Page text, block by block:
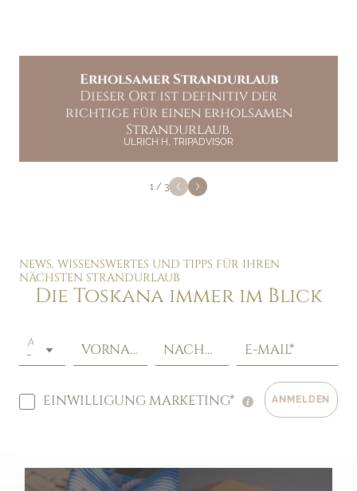
Erholsamer Strandurlaub
Dieser Ort ist definitiv der
richtige für einen erholsamen
Strandurlaub.
ULRICH H, TRIPADVISOR
Super Hotel und wunderbare
Mitarbeitende
Der Aufenthalt war ein
Highlight.
MICHAEL, TRIPADVISOR
Jährliche Sommerferien
Ein wunderschöner Ort für
einen erholsamen Urlaub in der
Sonne, in der Nähe alter Steine,
kultureller Stätten und
bemerkenswerter Landschaften.
SANDRA P, TRIPADVISOR
1 / 3
NEWS, WISSENSWERTES UND TIPPS FÜR IHREN
NÄCHSTEN STRANDURLAUB
Die Toskana immer im Blick
VORNAME* NACHNAME* E-MAIL*
EINWILLIGUNG MARKETING* ANMELDEN